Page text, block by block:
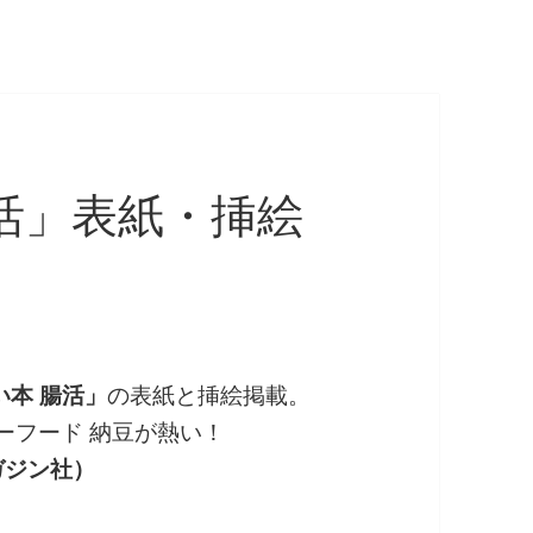
」表紙・挿絵
本 腸活」の表紙と挿絵掲載。
フード 納豆が熱い！
ン社）